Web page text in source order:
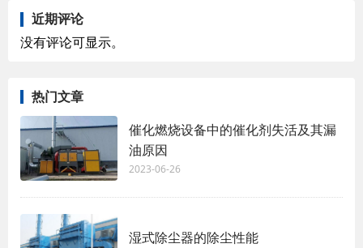
近期评论
没有评论可显示。
热门文章
催化燃烧设备中的催化剂失活及其漏
油原因
2023-06-26
湿式除尘器的除尘性能